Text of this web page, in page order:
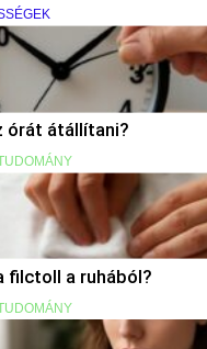
órát átállítani?
filctoll a ruhából?